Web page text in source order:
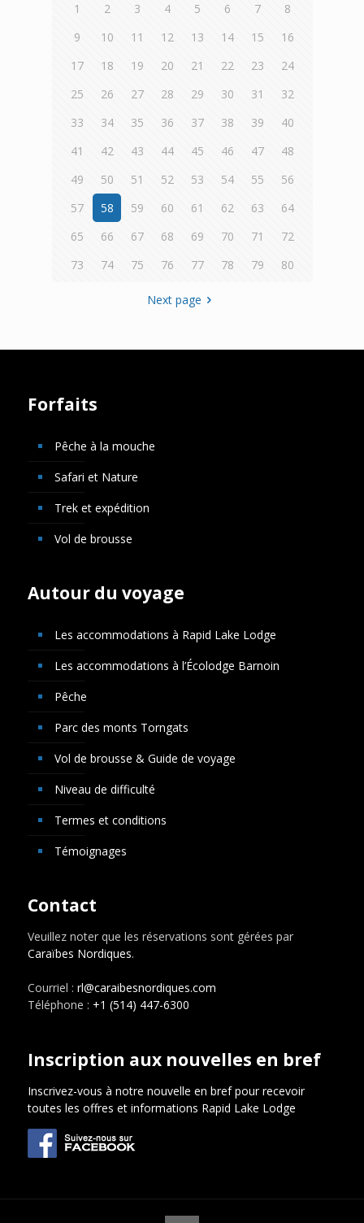
1 2 3 4 5 6 7
8
9
10 11 12 13 14 15
16
17
18 19 20 21 22 23
24
25
26 27 28 29 30 31
32
33
34 35 36 37 38 39
40
41
42 43 44 45 46 47
48
49
50 51 52 53 54 55
56
57
58 59 60 61 62 63
64
65
66 67 68 69 70 71
72
73
74 75 76 77 78 79 80
Next page
Forfaits
Pêche à la mouche
Safari et Nature
Trek et expédition
Vol de brousse
Autour du voyage
Les accommodations à Rapid Lake Lodge
Les accommodations à l’Écolodge Barnoin
Pêche
Parc des monts Torngats
Vol de brousse & Guide de voyage
Niveau de difficulté
Termes et conditions
Témoignages
Contact
Veuillez noter que les réservations sont gérées par
Caraïbes Nordiques.
Courriel : rl@caraibesnordiques.com
Téléphone : +1 (514) 447-6300
Inscription aux nouvelles en bref
Inscrivez-vous à notre nouvelle en bref pour recevoir
toutes les offres et informations Rapid Lake Lodge